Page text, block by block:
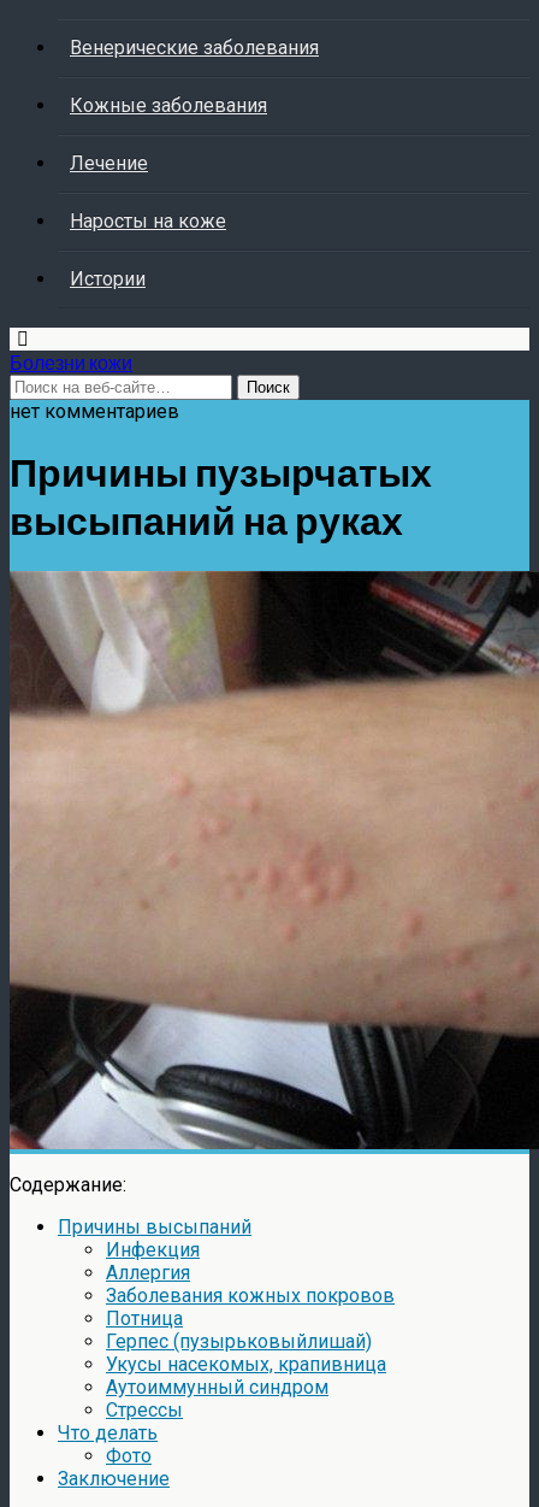
Венерические заболевания
Кожные заболевания
Лечение
Наросты на коже
Истории
Болезни кожи
нет комментариев
Причины пузырчатых
высыпаний на руках
Содержание:
Причины высыпаний
Инфекция
Аллергия
Заболевания кожных покровов
Потница
Герпес (пузырьковыйлишай)
Укусы насекомых, крапивница
Аутоиммунный синдром
Стрессы
Что делать
Фото
Заключение